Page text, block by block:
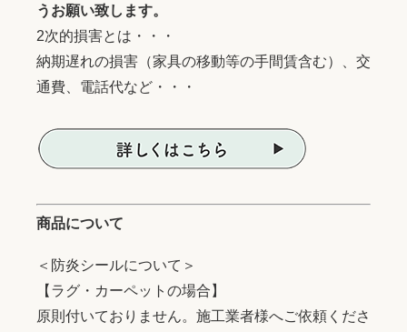
うお願い致します。
2次的損害とは・・・
納期遅れの損害（家具の移動等の手間賃含む）、交
通費、電話代など・・・
商品について
＜防炎シールについて＞
【ラグ・カーペットの場合】
原則付いておりません。施工業者様へご依頼くださ